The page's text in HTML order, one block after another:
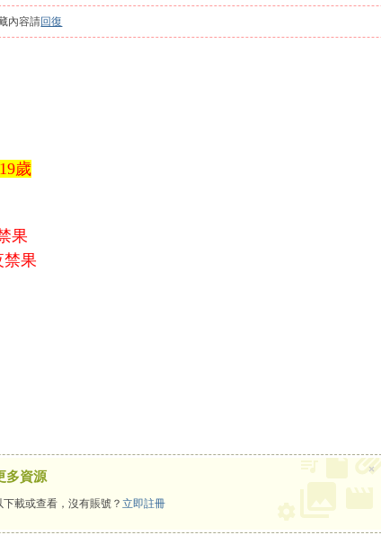
內容請回復
歲
果
果
多資源
下載或查看，沒有賬號？立即註冊
×